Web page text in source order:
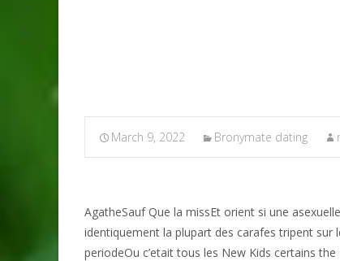
March 9, 2022 Bronymate dating
AgatheSauf Que la missEt orient si une
identiquement la plupart des carafes tripent sur
periodeOu c’etait tous les New Kids certains the